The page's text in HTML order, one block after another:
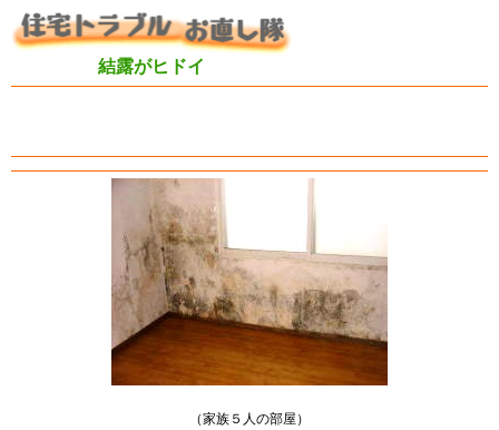
結露がヒドイ
（家族５人の部屋）